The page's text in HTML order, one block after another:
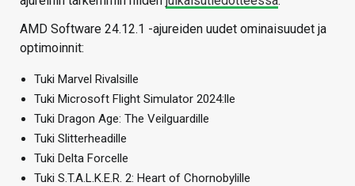
AMD Software 24.12.1 -ajureiden uudet ominaisuudet ja
optimoinnit:
Tuki Marvel Rivalsille
Tuki Microsoft Flight Simulator 2024:lle
Tuki Dragon Age: The Veilguardille
Tuki Slitterheadille
Tuki Delta Forcelle
Tuki S.T.A.L.K.E.R. 2: Heart of Chornobylille